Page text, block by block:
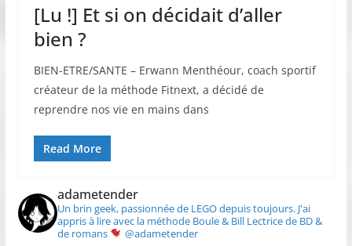
[Lu !] Et si on décidait d’aller
bien ?
BIEN-ETRE/SANTE – Erwann Menthéour, coach sportif
créateur de la méthode Fitnext, a décidé de
reprendre nos vie en mains dans
Read More
adametender
Un brin geek, passionnée de LEGO depuis toujours.J'ai
appris à lire avec la méthode Boule & Bill Lectrice de BD &
de romans
@adametender